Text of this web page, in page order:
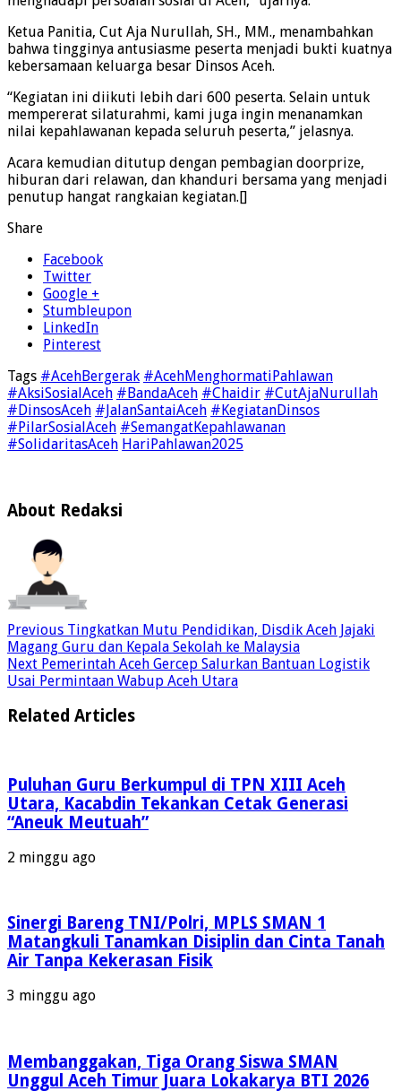
Ketua Panitia, Cut Aja Nurullah, SH., MM., menambahkan
bahwa tingginya antusiasme peserta menjadi bukti kuatnya
kebersamaan keluarga besar Dinsos Aceh.
“Kegiatan ini diikuti lebih dari 600 peserta. Selain untuk
mempererat silaturahmi, kami juga ingin menanamkan
nilai kepahlawanan kepada seluruh peserta,” jelasnya.
Acara kemudian ditutup dengan pembagian doorprize,
hiburan dari relawan, dan khanduri bersama yang menjadi
penutup hangat rangkaian kegiatan.[]
Share
Facebook
Twitter
Google +
Stumbleupon
LinkedIn
Pinterest
Tags #AcehBergerak #AcehMenghormatiPahlawan
#AksiSosialAceh #BandaAceh #Chaidir #CutAjaNurullah
#DinsosAceh #JalanSantaiAceh #KegiatanDinsos
#PilarSosialAceh #SemangatKepahlawanan
#SolidaritasAceh HariPahlawan2025
About Redaksi
Previous Tingkatkan Mutu Pendidikan, Disdik Aceh Jajaki
Magang Guru dan Kepala Sekolah ke Malaysia
Next Pemerintah Aceh Gercep Salurkan Bantuan Logistik
Usai Permintaan Wabup Aceh Utara
Related Articles
Puluhan Guru Berkumpul di TPN XIII Aceh
Utara, Kacabdin Tekankan Cetak Generasi
“Aneuk Meutuah”
2 minggu ago
Sinergi Bareng TNI/Polri, MPLS SMAN 1
Matangkuli Tanamkan Disiplin dan Cinta Tanah
Air Tanpa Kekerasan Fisik
3 minggu ago
Membanggakan, Tiga Orang Siswa SMAN
Unggul Aceh Timur Juara Lokakarya BTI 2026